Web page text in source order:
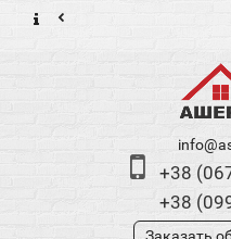
+38
+38